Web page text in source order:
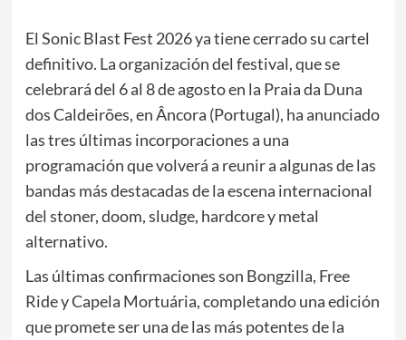
El Sonic Blast Fest 2026 ya tiene cerrado su cartel
definitivo. La organización del festival, que se
celebrará del 6 al 8 de agosto en la Praia da Duna
dos Caldeirões, en Âncora (Portugal), ha anunciado
las tres últimas incorporaciones a una
programación que volverá a reunir a algunas de las
bandas más destacadas de la escena internacional
del stoner, doom, sludge, hardcore y metal
alternativo.
Las últimas confirmaciones son Bongzilla, Free
Ride y Capela Mortuária, completando una edición
que promete ser una de las más potentes de la